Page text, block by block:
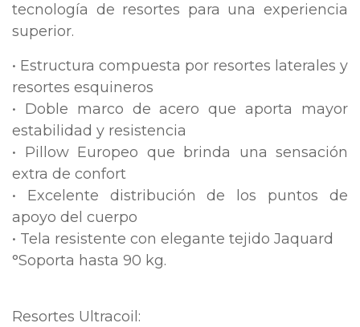
tecnología de resortes para una experiencia
superior.
• Estructura compuesta por resortes laterales y
resortes esquineros
• Doble marco de acero que aporta mayor
estabilidad y resistencia
• Pillow Europeo que brinda una sensación
extra de confort
• Excelente distribución de los puntos de
apoyo del cuerpo
• Tela resistente con elegante tejido Jaquard
°Soporta hasta 90 kg.
Resortes Ultracoil: